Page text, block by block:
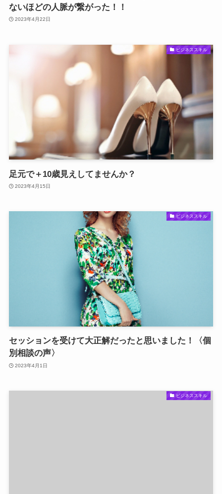
ないほどの人脈が繋がった！！
2023年4月22日
ビジネススキル
足元で＋10歳見えしてませんか？
2023年4月15日
ビジネススキル
セッションを受けて大正解だったと思いました！〈個
別相談の声〉
2023年4月1日
ビジネススキル